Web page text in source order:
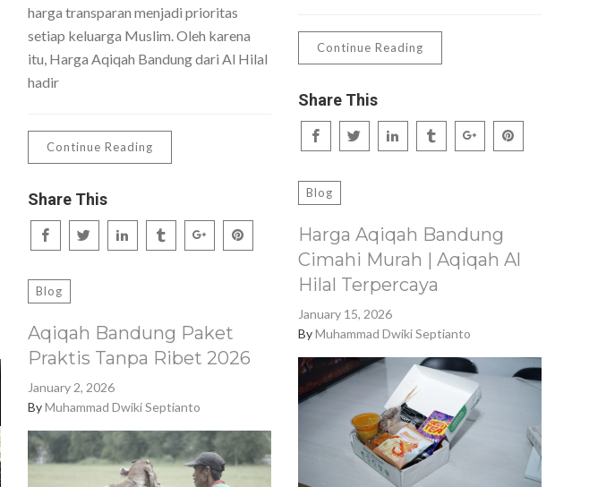
harga transparan menjadi prioritas
setiap keluarga Muslim. Oleh karena
itu, Harga Aqiqah Bandung dari Al Hilal
hadir
Continue Reading
Share This
Continue Reading
Share This
Blog
Harga Aqiqah Bandung
Cimahi Murah | Aqiqah Al
Hilal Terpercaya
January 15, 2026
ByMuhammad Dwiki Septianto
Blog
Aqiqah Bandung Paket
Praktis Tanpa Ribet 2026
January 2, 2026
ByMuhammad Dwiki Septianto